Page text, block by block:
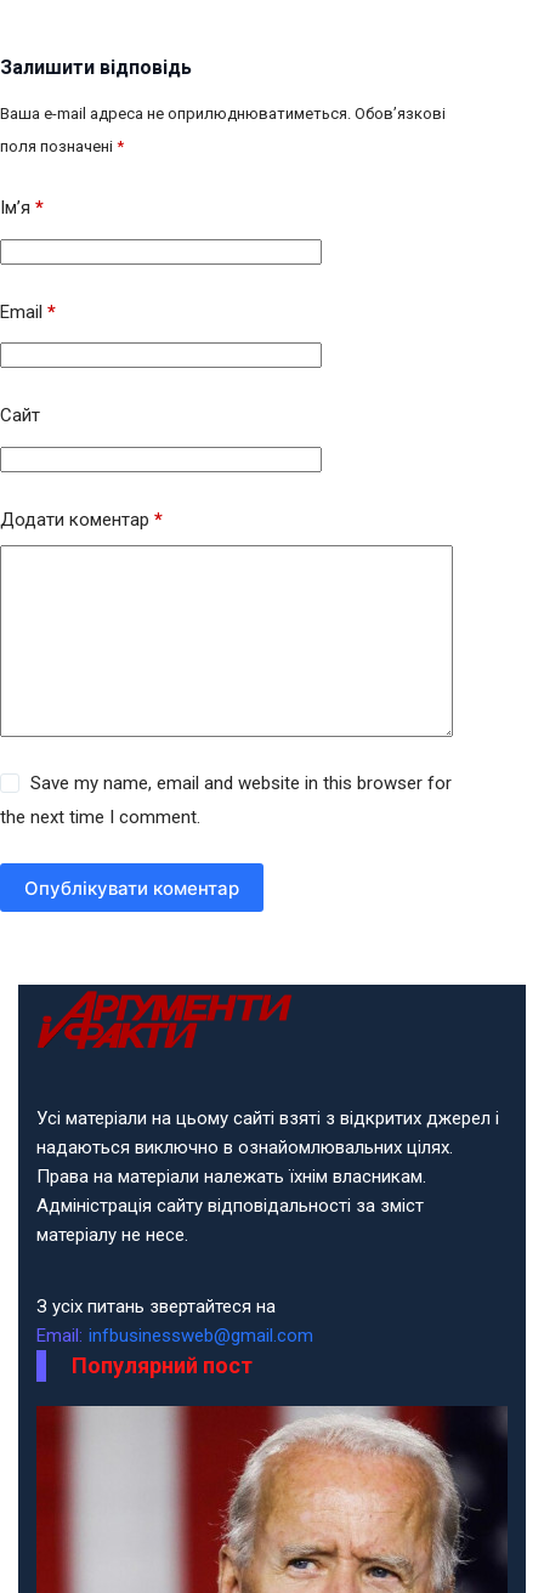
Залишити відповідь
Ваша e-mail адреса не оприлюднюватиметься. Обов’язкові
поля позначені *
Ім’я *
Email *
Сайт
Додати коментар *
Save my name, email and website in this browser for
the next time I comment.
Опублікувати коментар
Усі матеріали на цьому сайті взяті з відкритих джерел і
надаються виключно в ознайомлювальних цілях.
Права на матеріали належать їхнім власникам.
Адміністрація сайту відповідальності за зміст
матеріалу не несе.
З усіх питань звертайтеся на
Email: infbusinessweb@gmail.com
Популярний пост